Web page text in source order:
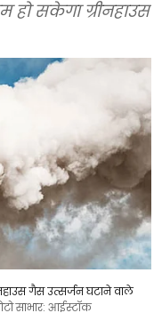
हो सकेगा ग्रीनहाउस
गैस उत्सर्जन घटाने वाले
साभार: आईस्टॉक